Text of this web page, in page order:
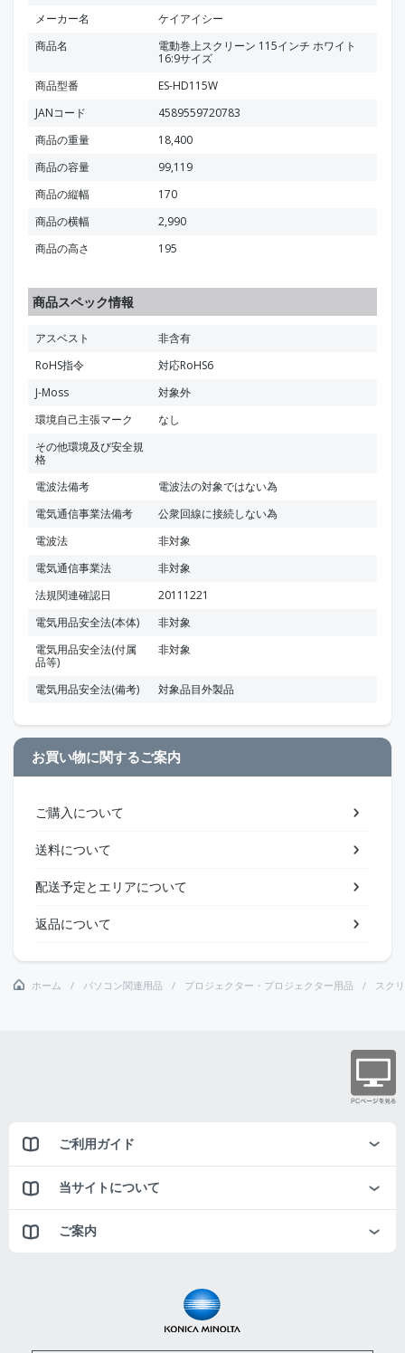
メーカー名
ケイアイシー
商品名
電動巻上スクリーン 115インチ ホワイト
16:9サイズ
商品型番
ES-HD115W
JANコード
4589559720783
商品の重量
18,400
商品の容量
99,119
商品の縦幅
170
商品の横幅
2,990
商品の高さ
195
商品スペック情報
アスベスト
非含有
RoHS指令
対応RoHS6
J-Moss
対象外
環境自己主張マーク
なし
その他環境及び安全規
格
電波法備考
電波法の対象ではない為
電気通信事業法備考
公衆回線に接続しない為
電波法
非対象
電気通信事業法
非対象
法規関連確認日
20111221
電気用品安全法(本体)
非対象
電気用品安全法(付属
品等)
非対象
電気用品安全法(備考) 対象品目外製品
お買い物に関するご案内
ご購入について
送料について
配送予定とエリアについて
返品について
ホーム パソコン関連用品 プロジェクター・プロジェクター用品 スク
ご利用ガイド
当サイトについて
ご案内